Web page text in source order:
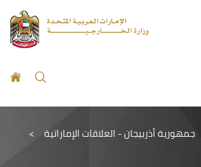
جمهورية أذربيجان - العلاقات الإماراتية >